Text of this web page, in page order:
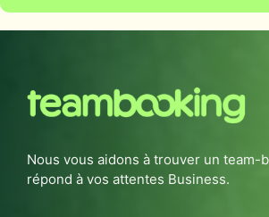
Nous vous aidons à trouver un team-
répond à vos attentes Business.